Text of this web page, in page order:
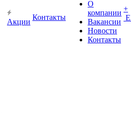
Акции
Контакты
О
компании
Вакансии
Новости
Контакты
+